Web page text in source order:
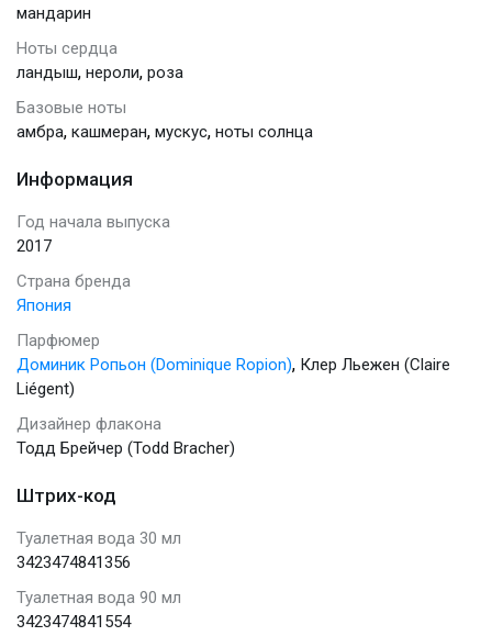
мандарин
Ноты сердца
ландыш, нероли, роза
Базовые ноты
амбра, кашмеран, мускус, ноты солнца
Информация
Год начала выпуска
2017
Страна бренда
Япония
Парфюмер
Доминик Ропьон (Dominique Ropion), Клер Льежен (Claire
Liégent)
Дизайнер флакона
Тодд Брейчер (Todd Bracher)
Штрих-код
Туалетная вода 30 мл
3423474841356
Туалетная вода 90 мл
3423474841554